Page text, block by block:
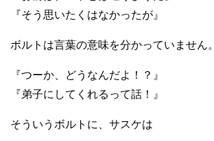
『そう思いたくはなかったが』
ボルトは言葉の意味を分かっていません。
『つーか、どうなんだよ！？』
『弟子にしてくれるって話！』
そういうボルトに、サスケは